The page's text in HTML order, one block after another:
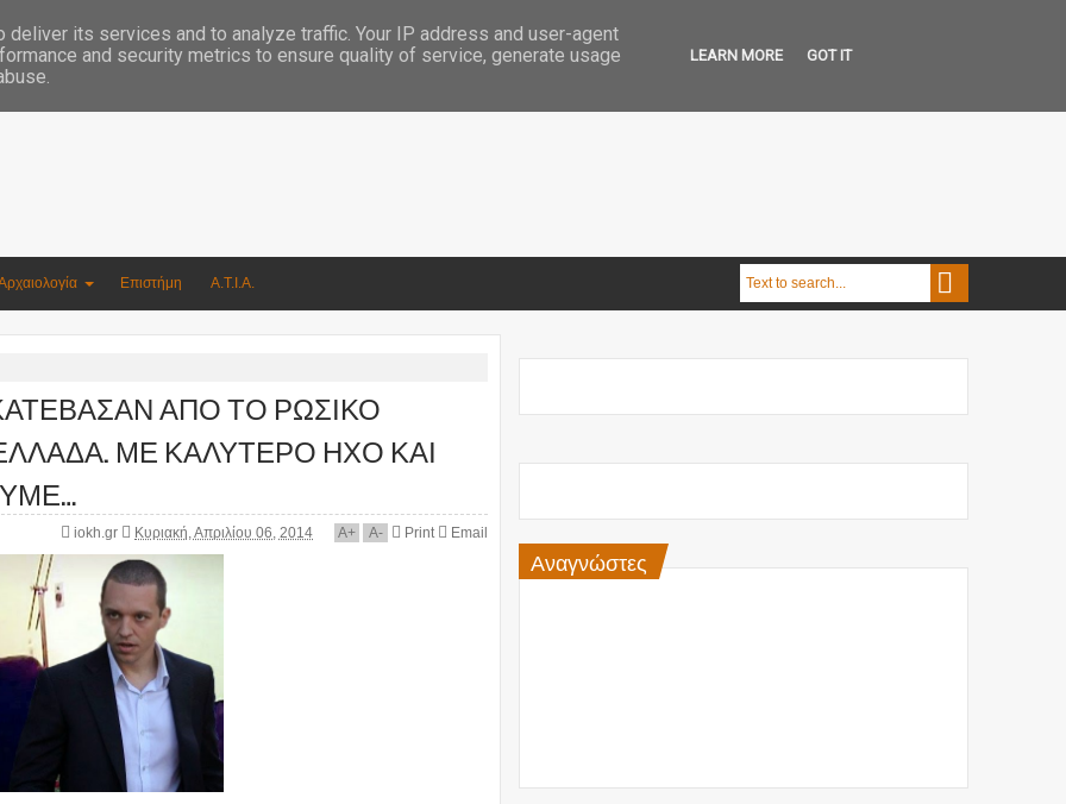
Επιστήμη Α.Τ.Ι.Α.
ΑΠΟ ΤΟ ΡΩΣΙΚΟ
ΕΛΛΑΔΑ. ΜΕ ΚΑΛΥΤΕΡΟ ΗΧΟ ΚΑΙ
iokh.gr Κυριακή, Απριλίου 06, 2014 A+ A- Print Email
Αναγνώστες
its services and to analyze traffic. Your IP address and user-agent
and security metrics to ensure quality of service, generate usage
LEARN MORE GOT IT